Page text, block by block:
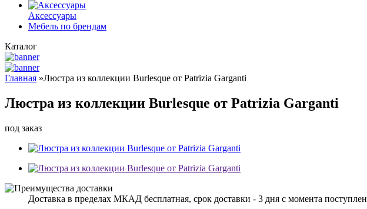
Аксессуары
Мебель по брендам
Каталог
Главная »Люстра из коллекции Burlesque от Patrizia Garganti
Люстра из коллекции Burlesque от Patrizia Garganti
под заказ
Доставка в пределах МКАД бесплатная, срок доставки - 3 дня с момента